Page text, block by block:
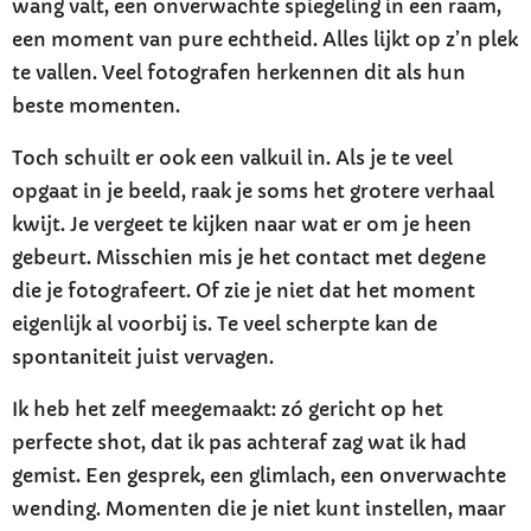
wang valt, een onverwachte spiegeling in een raam,
een moment van pure echtheid. Alles lijkt op z’n plek
te vallen. Veel fotografen herkennen dit als hun
beste momenten.
Toch schuilt er ook een valkuil in. Als je te veel
opgaat in je beeld, raak je soms het grotere verhaal
kwijt. Je vergeet te kijken naar wat er om je heen
gebeurt. Misschien mis je het contact met degene
die je fotografeert. Of zie je niet dat het moment
eigenlijk al voorbij is. Te veel scherpte kan de
spontaniteit juist vervagen.
Ik heb het zelf meegemaakt: zó gericht op het
perfecte shot, dat ik pas achteraf zag wat ik had
gemist. Een gesprek, een glimlach, een onverwachte
wending. Momenten die je niet kunt instellen, maar